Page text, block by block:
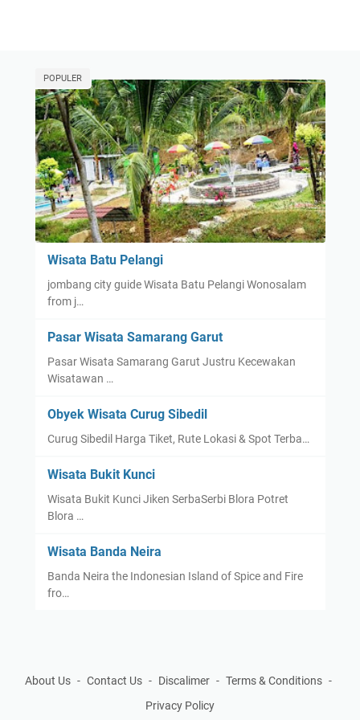
POPULER
Wisata Batu Pelangi
jombang city guide Wisata Batu Pelangi Wonosalam
from j…
Pasar Wisata Samarang Garut
Pasar Wisata Samarang Garut Justru Kecewakan
Wisatawan …
Obyek Wisata Curug Sibedil
Curug Sibedil Harga Tiket, Rute Lokasi & Spot Terba…
Wisata Bukit Kunci
Wisata Bukit Kunci Jiken SerbaSerbi Blora Potret
Blora …
Wisata Banda Neira
Banda Neira the Indonesian Island of Spice and Fire
fro…
About Us Contact Us Discalimer
Terms & Conditions
Privacy Policy